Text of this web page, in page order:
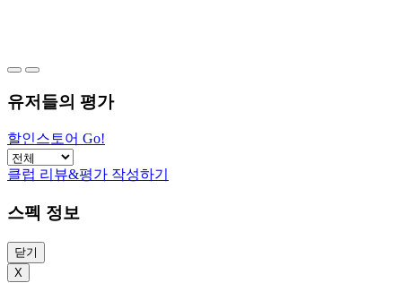
유저들의 평가
할인스토어 Go!
클럽 리뷰&평가 작성하기
스펙 정보
닫기
X